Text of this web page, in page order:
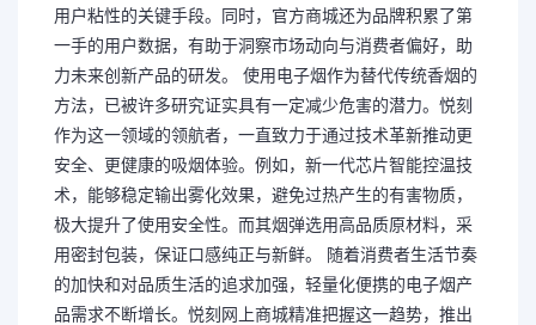
用户粘性的关键手段。同时，官方商城还为品牌积累了第
一手的用户数据，有助于洞察市场动向与消费者偏好，助
力未来创新产品的研发。 使用电子烟作为替代传统香烟的
方法，已被许多研究证实具有一定减少危害的潜力。悦刻
作为这一领域的领航者，一直致力于通过技术革新推动更
安全、更健康的吸烟体验。例如，新一代芯片智能控温技
术，能够稳定输出雾化效果，避免过热产生的有害物质，
极大提升了使用安全性。而其烟弹选用高品质原材料，采
用密封包装，保证口感纯正与新鲜。 随着消费者生活节奏
的加快和对品质生活的追求加强，轻量化便携的电子烟产
品需求不断增长。悦刻网上商城精准把握这一趋势，推出